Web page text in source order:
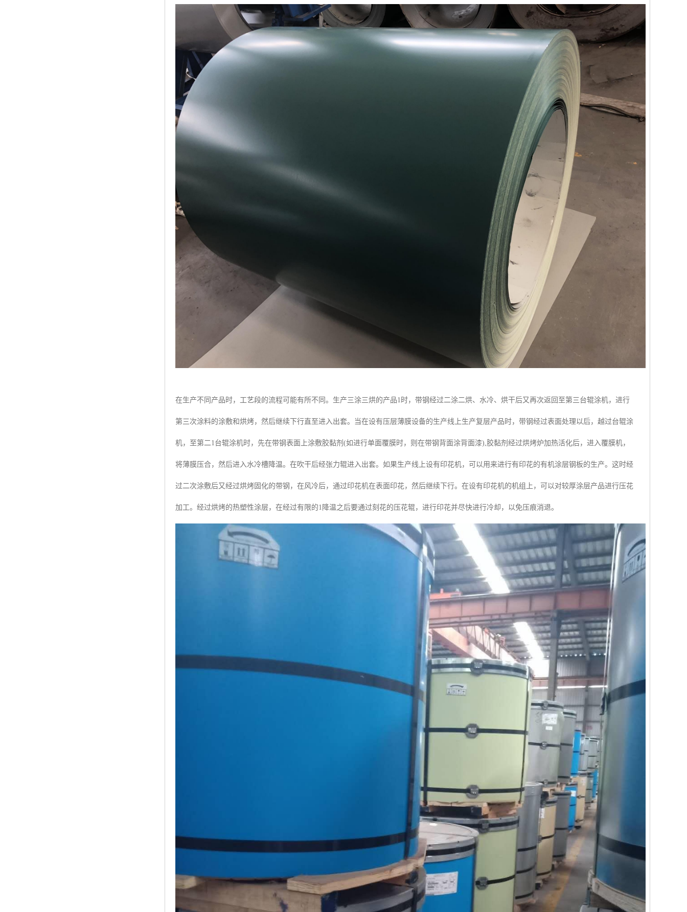
在生产不同产品时，工艺段的流程可能有所不同。生产三涂三烘的产品1时，带钢经过二涂二烘、水冷、烘干后又再次返回至第三台辊涂机，进行
第三次涂料的涂敷和烘烤，然后继续下行直至进入出套。当在设有压层薄膜设备的生产线上生产复层产品时，带钢经过表面处理以后，越过台辊涂
机，至第二1台辊涂机时，先在带钢表面上涂敷胶黏剂(如进行单面覆膜时，则在带钢背面涂背面漆),胶黏剂经过烘烤炉加热活化后，进入覆膜机，
将薄膜压合，然后进入水冷槽降温。在吹干后经张力辊进入出套。如果生产线上设有印花机，可以用来进行有印花的有机涂层钢板的生产。这时经
过二次涂敷后又经过烘烤固化的带钢，在风冷后，通过印花机在表面印花，然后继续下行。在设有印花机的机组上，可以对较厚涂层产品进行压花
加工。经过烘烤的热塑性涂层，在经过有限的1降温之后要通过刻花的压花辊，进行印花并尽快进行冷却，以免压痕消退。